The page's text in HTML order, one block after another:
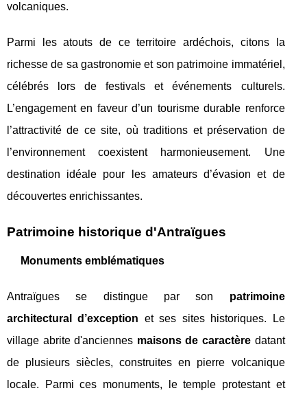
volcaniques.
Parmi les atouts de ce territoire ardéchois, citons la
richesse de sa gastronomie et son patrimoine immatériel,
célébrés lors de festivals et événements culturels.
L’engagement en faveur d’un tourisme durable renforce
l’attractivité de ce site, où traditions et préservation de
l’environnement coexistent harmonieusement. Une
destination idéale pour les amateurs d’évasion et de
découvertes enrichissantes.
Patrimoine historique d'Antraïgues
Monuments emblématiques
Antraïgues se distingue par son patrimoine
architectural d’exception et ses sites historiques. Le
village abrite d'anciennes maisons de caractère datant
de plusieurs siècles, construites en pierre volcanique
locale. Parmi ces monuments, le temple protestant et